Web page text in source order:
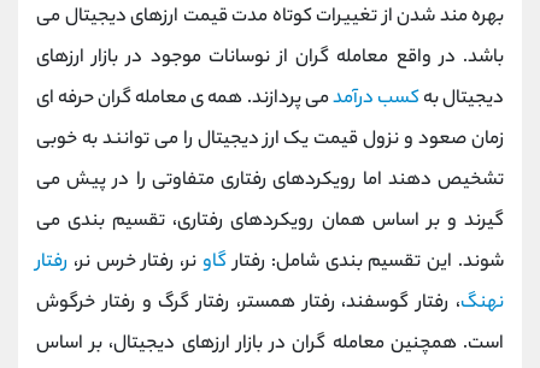
بهره مند شدن از تغییرات کوتاه مدت قیمت ارزهای دیجیتال می
باشد. در واقع معامله گران از نوسانات موجود در بازار ارزهای
دیجیتال بهکسب درآمدمی پردازند. همه ی معامله گران حرفه ای
زمان صعود و نزول قیمت یک ارز دیجیتال را می توانند به خوبی
تشخیص دهند اما رویکردهای رفتاری متفاوتی را در پیش می
گیرند و بر اساس همان رویکردهای رفتاری، تقسیم بندی می
شوند. این تقسیم بندی شامل: رفتارگاونر، رفتار خرس نر، رفتار
نهنگ، رفتار گوسفند، رفتار همستر، رفتار گرگ و رفتار خرگوش
است. همچنین معامله گران در بازار ارزهای دیجیتال، بر اساس